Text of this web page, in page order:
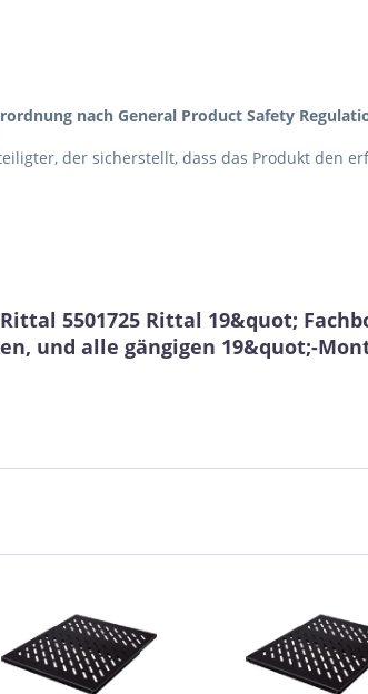
nach General Product Safety
der sicherstellt, dass das Produkt den
5501725 Rittal 19&quot;
und alle gängigen 19&quot;-